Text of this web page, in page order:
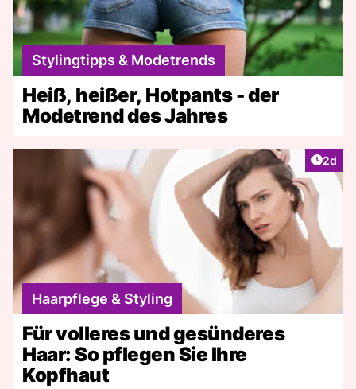
Stylingtipps & Modetrends
Heiß, heißer, Hotpants - der
Modetrend des Jahres
2d
Haarpflege & Styling
Für volleres und gesünderes
Haar: So pflegen Sie Ihre
Kopfhaut